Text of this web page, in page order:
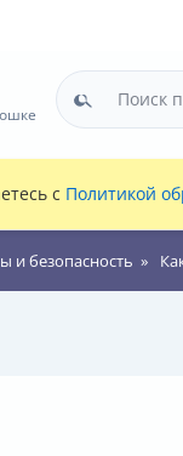
с Политикой
и безопасность